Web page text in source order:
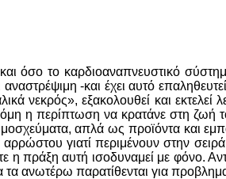
όσο το καρδιοαναπνευστικό
αναστρέψιμη -και έχει αυτό
νεκρός», εξακολουθεί και
η περίπτωση να κρατάνε στη
απλά ως προϊόντα και
γιατί περιμένουν στην
η πράξη αυτή ισοδυναμεί με φόνο.
τα ανωτέρω παρατίθενται για